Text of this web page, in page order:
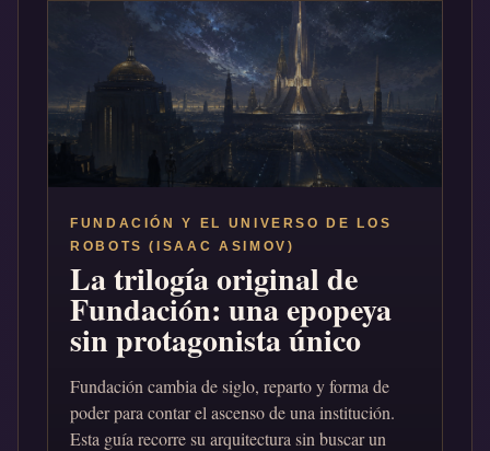
FUNDACIÓN Y EL UNIVERSO DE LOS
ROBOTS (ISAAC ASIMOV)
La trilogía original de
Fundación: una epopeya
sin protagonista único
Fundación cambia de siglo, reparto y forma de
poder para contar el ascenso de una institución.
Esta guía recorre su arquitectura sin buscar un